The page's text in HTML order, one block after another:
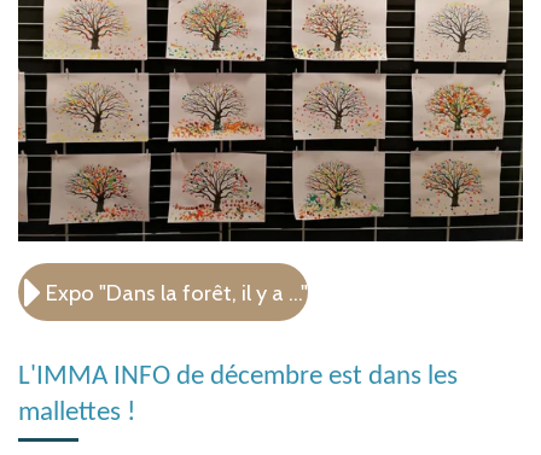
Expo "Dans la forêt, il y a ..."
L'IMMA INFO de décembre est dans les
mallettes !